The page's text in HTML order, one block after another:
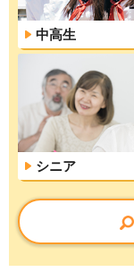
中高生
シニア